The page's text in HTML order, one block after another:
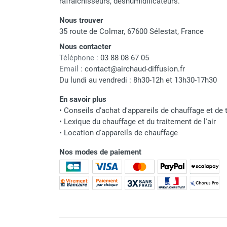
Chaudière mobile à eau
Chauffage mobile au bois
Gaine pour chauffage mobile
Chauffage pour serre et bâtiment
d'élevage
Chauffage FARM au gaz
Chauffage FARM au fioul
Rideau d'air et rideau rayonnant
Rideau d'air chaud
Rideau d'air chaud électrique
Rideau d'air eau chaude
Rideau d'air chaud pour pompe à
chaleur
Rideau d'air pour portes tournantes
Nous trouver
35 route de Colmar, 67600 Sélestat, France
Nous contacter
Téléphone : 03 88 08 67 05
Email : contact@airchaud-diffusion.fr
Du lundi au vendredi : 8h30-12h et 13h30-17h30
En savoir plus
• Conseils d'achat d'appareils de chauffage et de
• Lexique du chauffage et du traitement de l'air
• Location d'appareils de chauffage
Nos modes de paiement